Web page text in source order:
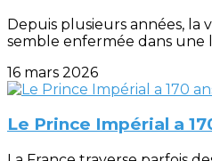
Depuis plusieurs années, la
semble enfermée dans une
16 mars 2026
Le Prince Impérial a